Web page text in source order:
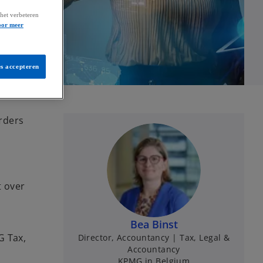
over
Tax,
Bea Binst
Director, Accountancy | Tax, Legal &
Accountancy
verbeteren
meer
accepteren